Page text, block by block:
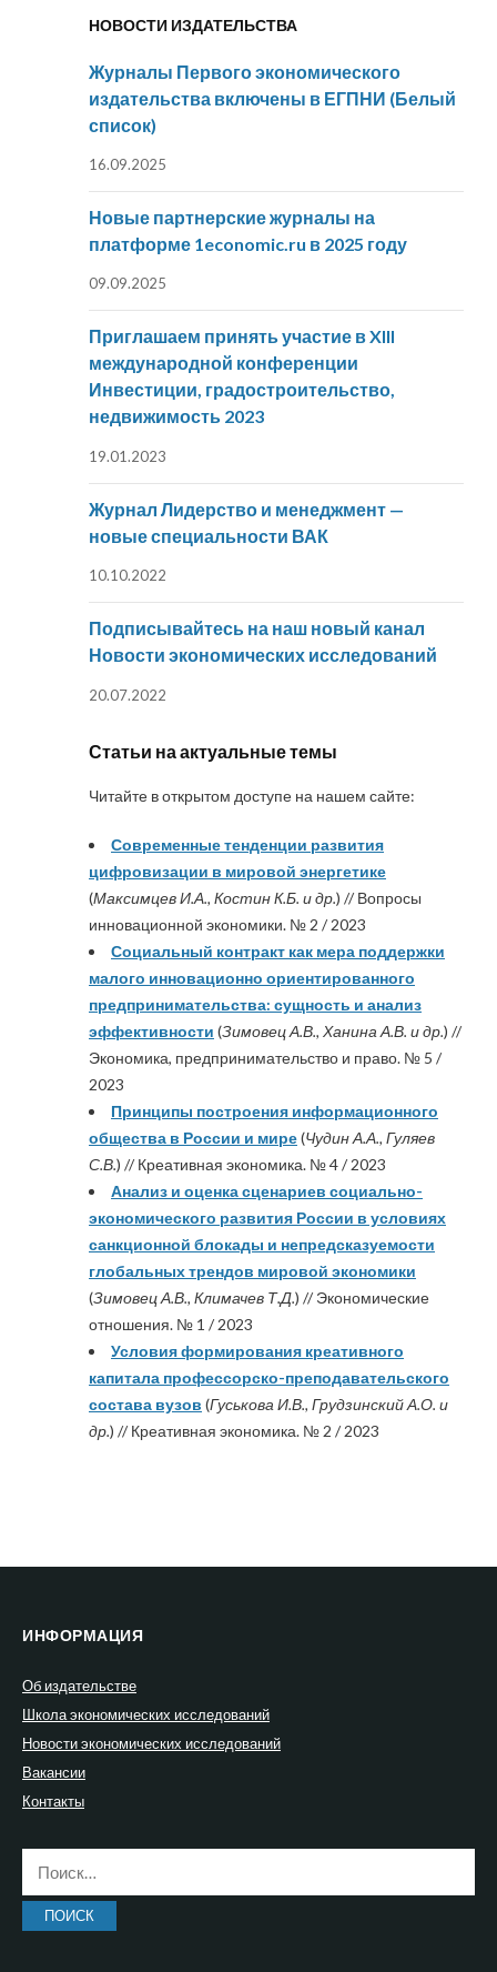
НОВОСТИ ИЗДАТЕЛЬСТВА
Журналы Первого экономического
издательства включены в ЕГПНИ (Белый
список)
16.09.2025
Новые партнерские журналы на
платформе 1economic.ru в 2025 году
09.09.2025
Приглашаем принять участие в XIII
международной конференции
Инвестиции, градостроительство,
недвижимость 2023
19.01.2023
Журнал Лидерство и менеджмент —
новые специальности ВАК
10.10.2022
Подписывайтесь на наш новый канал
Новости экономических исследований
20.07.2022
Статьи на актуальные темы
Читайте в открытом доступе на нашем сайте:
Современные тенденции развития
цифровизации в мировой энергетике
(Максимцев И.А., Костин К.Б. и др.) // Вопросы
инновационной экономики. № 2 / 2023
Социальный контракт как мера поддержки
малого инновационно ориентированного
предпринимательства: сущность и анализ
эффективности (Зимовец А.В., Ханина А.В. и др.) //
Экономика, предпринимательство и право. № 5 /
2023
Принципы построения информационного
общества в России и мире(Чудин А.А., Гуляев
С.В.) // Креативная экономика. № 4 / 2023
Анализ и оценка сценариев социально-
экономического развития России в условиях
санкционной блокады и непредсказуемости
глобальных трендов мировой экономики
(Зимовец А.В., Климачев Т.Д.) // Экономические
отношения. № 1 / 2023
Условия формирования креативного
капитала профессорско-преподавательского
состава вузов (Гуськова И.В., Грудзинский А.О. и
др.) // Креативная экономика. № 2 / 2023
ИНФОРМАЦИЯ
Об издательстве
Школа экономических исследований
Новости экономических исследований
Вакансии
Контакты